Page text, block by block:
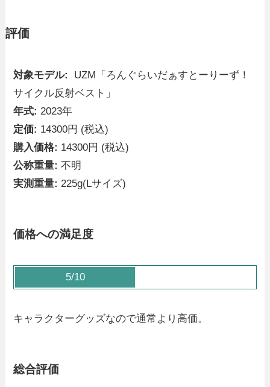
評価
対象モデル:
UZM「ろんぐらいだぁすとーりーず！
サイクル反射ベスト」
年式: 2023年
定価: 14300円 (税込)
購入価格: 14300円 (税込)
公称重量: 不明
実測重量: 225g(Lサイズ)
価格への満足度
5/10
キャラクターグッズなので通常より高価。
総合評価